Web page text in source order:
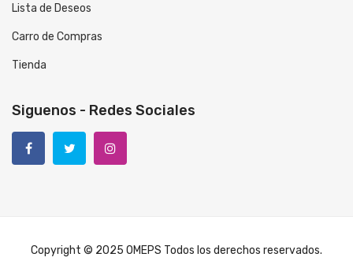
Lista de Deseos
Carro de Compras
Tienda
Siguenos - Redes Sociales
Copyright © 2025 OMEPS Todos los derechos reservados.